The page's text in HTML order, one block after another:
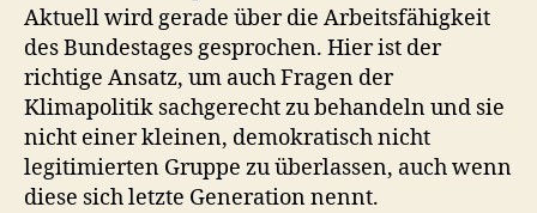
Aktuell wird gerade über die Arbeitsfähigkeit
des Bundestages gesprochen. Hier ist der
richtige Ansatz, um auch Fragen der
Klimapolitik sachgerecht zu behandeln und sie
nicht einer kleinen, demokratisch nicht
legitimierten Gruppe zu überlassen, auch wenn
diese sich letzte Generation nennt.